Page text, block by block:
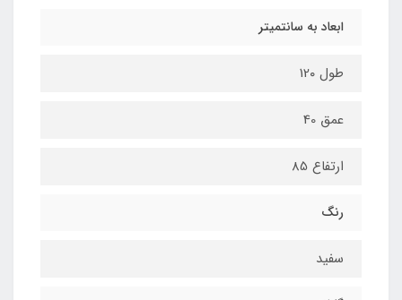
ابعاد به سانتمیتر
طول 12۰
عمق 40
ارتفاع 85
رنگ
سفید